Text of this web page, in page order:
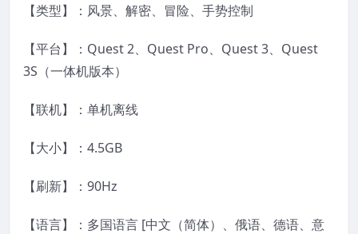
【类型】：风景、解密、冒险、手势控制
【平台】：Quest 2、Quest Pro、Quest 3、Quest
3S（一体机版本）
【联机】：单机离线
【大小】：4.5GB
【刷新】：90Hz
【语言】：多国语言 [中文（简体）、俄语、德语、意